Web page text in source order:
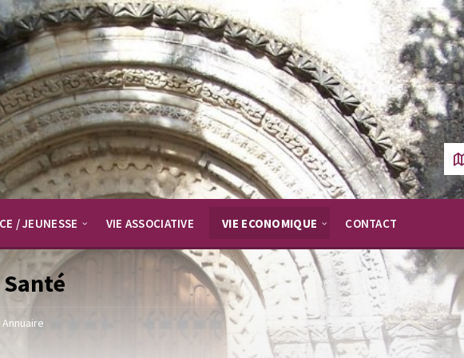
/ JEUNESSE VIE ASSOCIATIVE VIE ECONOMIQUE CONTACT
Annuaire